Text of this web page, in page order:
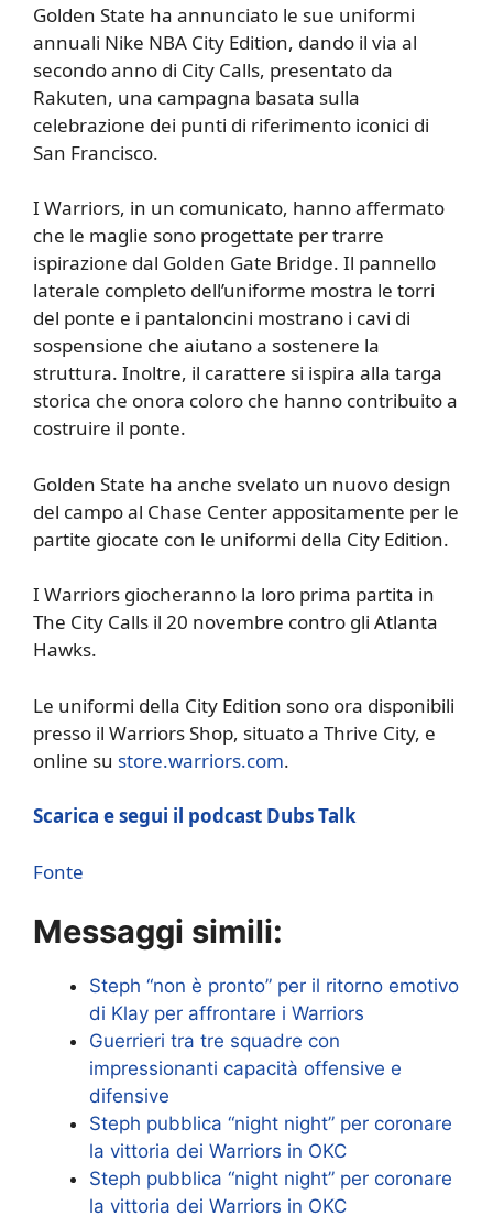
Golden State ha annunciato le sue uniformi
annuali Nike NBA City Edition, dando il via al
secondo anno di City Calls, presentato da
Rakuten, una campagna basata sulla
celebrazione dei punti di riferimento iconici di
San Francisco.
I Warriors, in un comunicato, hanno affermato
che le maglie sono progettate per trarre
ispirazione dal Golden Gate Bridge. Il pannello
laterale completo dell’uniforme mostra le torri
del ponte e i pantaloncini mostrano i cavi di
sospensione che aiutano a sostenere la
struttura. Inoltre, il carattere si ispira alla targa
storica che onora coloro che hanno contribuito a
costruire il ponte.
Golden State ha anche svelato un nuovo design
del campo al Chase Center appositamente per le
partite giocate con le uniformi della City Edition.
I Warriors giocheranno la loro prima partita in
The City Calls il 20 novembre contro gli Atlanta
Hawks.
Le uniformi della City Edition sono ora disponibili
presso il Warriors Shop, situato a Thrive City, e
online su store.warriors.com.
Scarica e segui il podcast Dubs Talk
Fonte
Messaggi simili:
Steph “non è pronto” per il ritorno emotivo
di Klay per affrontare i Warriors
Guerrieri tra tre squadre con
impressionanti capacità offensive e
difensive
Steph pubblica “night night” per coronare
la vittoria dei Warriors in OKC
Steph pubblica “night night” per coronare
la vittoria dei Warriors in OKC